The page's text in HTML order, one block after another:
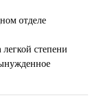
отделе
степени